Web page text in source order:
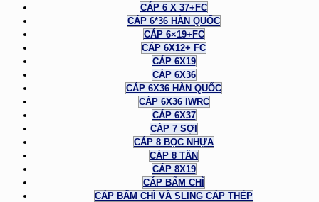
CÁP 6 X 37+FC
CÁP 6*36 HÀN QUỐC
CÁP 6×19+FC
CÁP 6X12+ FC
CÁP 6X19
CÁP 6X36
CÁP 6X36 HÀN QUỐC
CÁP 6X36 IWRC
CÁP 6X37
CÁP 7 SỢI
CÁP 8 BỌC NHỰA
CÁP 8 TẤN
CÁP 8X19
CÁP BẤM CHÌ
CÁP BẤM CHÌ VÀ SLING CÁP THÉP